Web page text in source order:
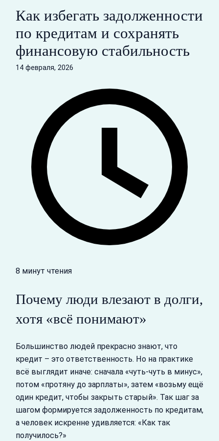
Как избегать задолженности
по кредитам и сохранять
финансовую стабильность
14 февраля, 2026
8 минут чтения
Почему люди влезают в долги,
хотя «всё понимают»
Большинство людей прекрасно знают, что
кредит – это ответственность. Но на практике
всё выглядит иначе: сначала «чуть-чуть в минус»,
потом «протяну до зарплаты», затем «возьму ещё
один кредит, чтобы закрыть старый». Так шаг за
шагом формируется задолженность по кредитам,
а человек искренне удивляется: «Как так
получилось?»